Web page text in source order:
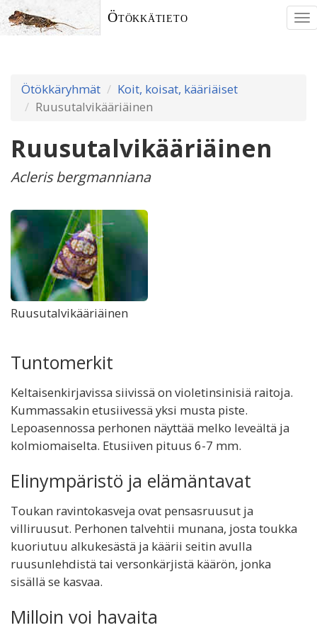
Ötökkätieto
Ötökkäryhmät
Koit, koisat, kääriäiset
Ruusutalvikääriäinen
Ruusutalvikääriäinen
Acleris bergmanniana
Ruusutalvikääriäinen
Tuntomerkit
Keltaisenkirjavissa siivissä on violetinsinisiä raitoja.
Kummassakin etusiivessä yksi musta piste.
Lepoasennossa perhonen näyttää melko leveältä ja
kolmiomaiselta. Etusiiven pituus 6-7 mm.
Elinympäristö ja elämäntavat
Toukan ravintokasveja ovat pensasruusut ja
villiruusut. Perhonen talvehtii munana, josta toukka
kuoriutuu alkukesästä ja käärii seitin avulla
ruusunlehdistä tai versonkärjistä käärön, jonka
sisällä se kasvaa.
Milloin voi havaita